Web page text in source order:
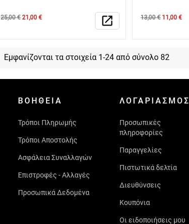
Κανονική
25,00 €Τιμή
21,00 € open_in_new
Κανονική
13,00 € Τιμή
11,00 €
Εμφανίζονται τα στοιχεία 1-24 από σύνολο 82
ΒΟΉΘΕΙΑ
Τρόποι Πληρωμής
Τρόποι Αποστολής
Ασφάλεια Συναλλαγών
Επιστροφές - Αλλαγές
Προσωπικά Δεδομένα
ΛΟΓΑΡΙΑΣΜΌΣ
Προσωπικές
πληροφορίες
Παραγγελίες
Πιστωτικά δελτία
Διευθύνσεις
Κουπόνια
Οι ειδοποιήσεις μου